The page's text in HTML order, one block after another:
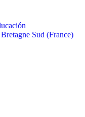
Sud (France)